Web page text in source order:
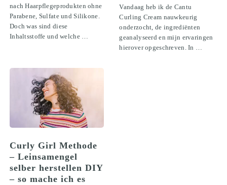
nach Haarpflegeprodukten ohne
Parabene, Sulfate und Silikone.
Doch was sind diese
Inhaltsstoffe und welche …
Vandaag heb ik de Cantu
Curling Cream nauwkeurig
onderzocht, de ingrediënten
geanalyseerd en mijn ervaringen
hierover opgeschreven. In …
Curly Girl Methode
– Leinsamengel
selber herstellen DIY
– so mache ich es